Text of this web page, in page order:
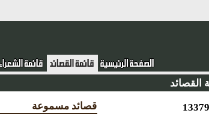
القصائد
قصائد مسموعة